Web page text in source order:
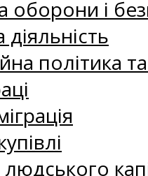
оборони і
діяльність
політика